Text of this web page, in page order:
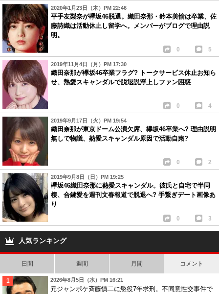
2020年1月23日（木）PM 22:46
平手友梨奈が欅坂46脱退。織田奈那・鈴本美愉は卒業、佐
藤詩織は活動休止し留学へ。メンバーがブログで理由説
明。
0 5
2019年11月4日（月）PM 17:30
織田奈那が欅坂46卒業フラグ? トークサービス休止お知ら
せ、熱愛スキャンダルで脱退説浮上しファン困惑
0 4
2019年9月17日（火）PM 19:54
織田奈那が東京ドーム公演欠席、欅坂46卒業へ? 理由説明
無しで物議、熱愛スキャンダル原因で活動自粛?
0 2
2019年9月8日（日）PM 19:25
欅坂46織田奈那に熱愛スキャンダル。彼氏と自宅で半同
棲、合鍵愛を週刊文春報道で脱退へ? 手繋ぎデート画像あ
り
0 3
人気ランキング
日間 週間 月間 コメント
2026年8月5日（水）PM 16:21
元ジャンポケ斉藤慎二に懲役7年求刑。不同意性交事件で